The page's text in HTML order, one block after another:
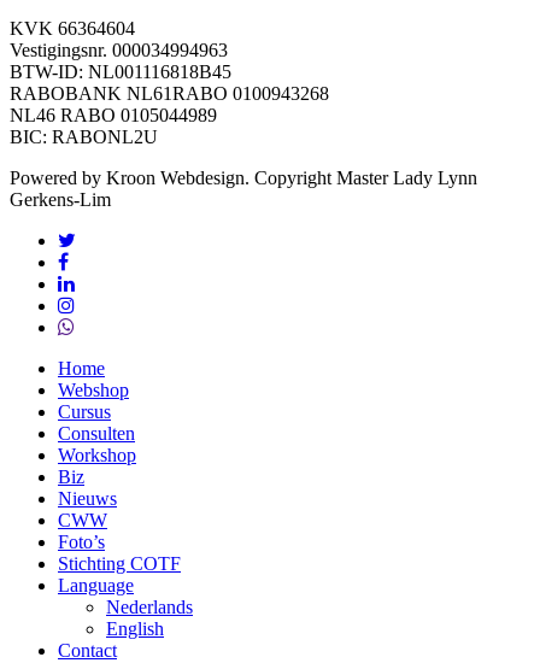
KVK 66364604
Vestigingsnr. 000034994963
BTW-ID: NL001116818B45
RABOBANK NL61RABO 0100943268
NL46 RABO 0105044989
BIC: RABONL2U
Powered by Kroon Webdesign. Copyright Master Lady Lynn
Gerkens-Lim
twitter
facebook
linkedin
instagram
whatsapp
Close
Menu
Home
Webshop
Cursus
Consulten
Workshop
Biz
Nieuws
CWW
Foto’s
Stichting COTF
Language
Nederlands
English
Contact